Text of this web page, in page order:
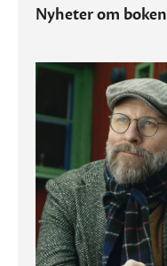
Nyheter om boken